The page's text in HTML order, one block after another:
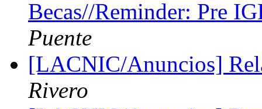
Becas//Reminder: Pre
Puente
[LACNIC/Anuncios]
Rivero